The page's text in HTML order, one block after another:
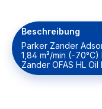
Beschreibung
Parker Zander
1,84 m³/min (-
Zander OFAS HL Oil